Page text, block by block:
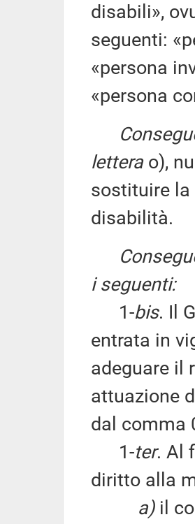
disabili»,
seguenti:
«persona
«persona
lettera o),
sostituire la
disabilità.
i seguenti:
1-bis. Il
entrata in
adeguare il
attuazione
dal comma
1-ter. Al
diritto alla
a)il